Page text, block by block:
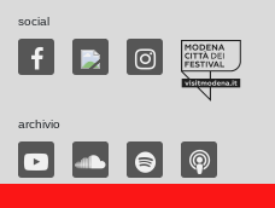
social
archivio